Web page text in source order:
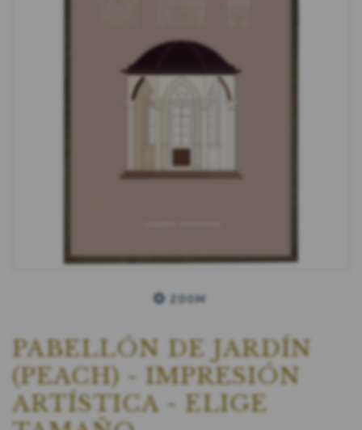
ZOOM
PABELLÓN DE JARDÍN
(PEACH) - IMPRESIÓN
ARTÍSTICA - ELIGE